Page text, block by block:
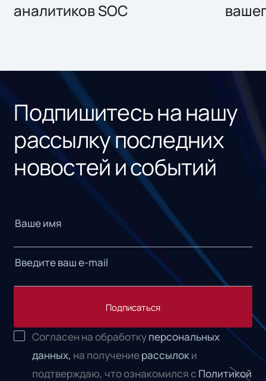
аналитиков SOC
Подпишитесь на нашу
рассылку последних
новостей и событий
Подписаться
Согласен на обработкуперсональных
данных, на получениерассылоки
подтверждаю, что ознакомился с Политикой